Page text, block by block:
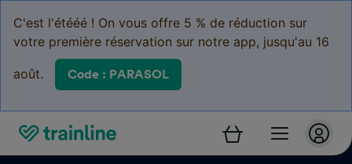
C'est l'étééé ! On vous offre 5 % de réduction sur
votre première réservation sur notre app, jusqu'au 16
août. Code : PARASOL